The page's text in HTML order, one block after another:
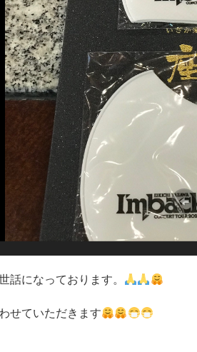
話になっております。
せていただきます